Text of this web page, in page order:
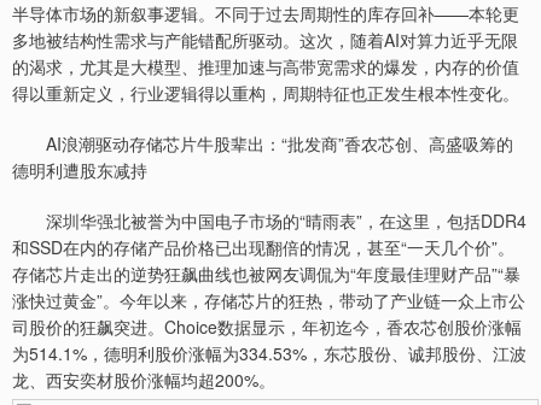
半导体市场的新叙事逻辑。不同于过去周期性的库存回补——本轮更
多地被结构性需求与产能错配所驱动。这次，随着AI对算力近乎无限
的渴求，尤其是大模型、推理加速与高带宽需求的爆发，内存的价值
得以重新定义，行业逻辑得以重构，周期特征也正发生根本性变化。
AI浪潮驱动存储芯片牛股辈出：“批发商”香农芯创、高盛吸筹的
德明利遭股东减持
深圳华强北被誉为中国电子市场的“晴雨表”，在这里，包括DDR4
和SSD在内的存储产品价格已出现翻倍的情况，甚至“一天几个价”。
存储芯片走出的逆势狂飙曲线也被网友调侃为“年度最佳理财产品”“暴
涨快过黄金”。今年以来，存储芯片的狂热，带动了产业链一众上市公
司股价的狂飙突进。Choice数据显示，年初迄今，香农芯创股价涨幅
为514.1%，德明利股价涨幅为334.53%，东芯股份、诚邦股份、江波
龙、西安奕材股价涨幅均超200%。